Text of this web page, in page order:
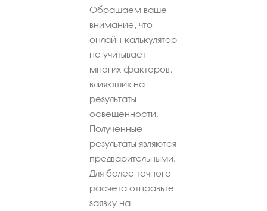
Обращаем ваше
внимание, что
онлайн-калькулятор
не учитывает
многих факторов,
влияющих на
результаты
освещенности.
Полученные
результаты являются
предварительными.
Для более точного
расчета отправьте
заявку на